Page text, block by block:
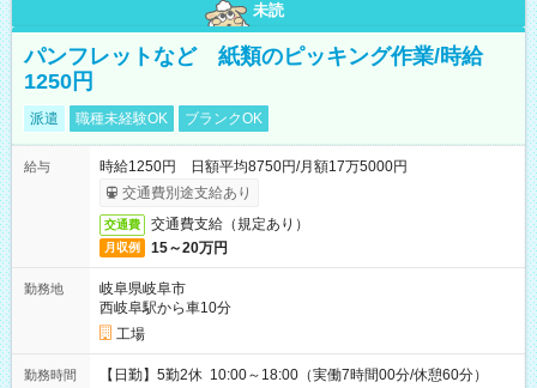
未読
パンフレットなど 紙類のピッキング作業/時給
1250円
派遣 職種未経験OK ブランクOK
給与
時給1250円 日額平均8750円/月額17万5000円
交通費別途支給あり
交通費 交通費支給（規定あり）
月収例 15～20万円
勤務地
岐阜県岐阜市
西岐阜駅から車10分
工場
勤務時間 【日勤】5勤2休 10:00～18:00（実働7時間00分/休憩60分）